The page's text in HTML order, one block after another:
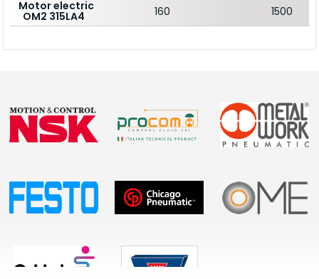
Motor electric
OM2 315LA4 160 1500